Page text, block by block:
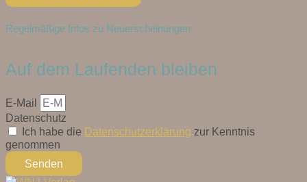
Regelmäßige Infos zu Neuerscheinungen
Auf dem Laufenden bleiben
E-Mail
Datenschutz
Ich habe die Datenschutzerklärung zur Kenntnis
genommen
Senden